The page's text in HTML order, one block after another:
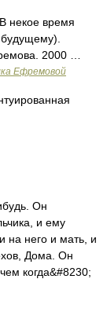
некое время
2000 …
Ефремовой
Он
и ему
на него и мать, и
Дома. Он
когда&#8230;